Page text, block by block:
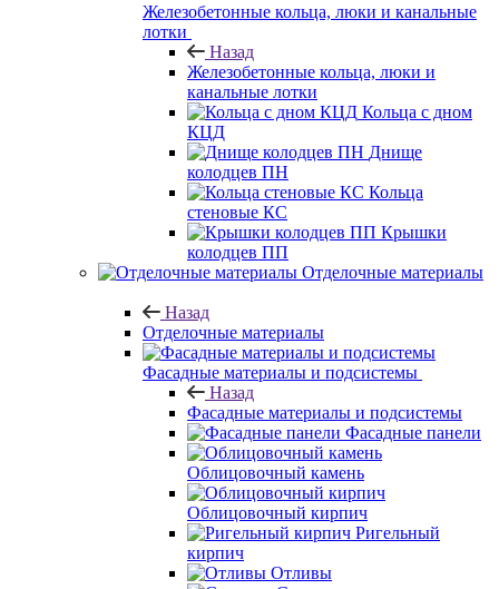
Железобетонные кольца, люки и канальные
лотки
Назад
Железобетонные кольца, люки и
канальные лотки
Кольца с дном
КЦД
Днище
колодцев ПН
Кольца
стеновые КС
Крышки
колодцев ПП
Отделочные материалы
Назад
Отделочные материалы
Фасадные материалы и подсистемы
Назад
Фасадные материалы и подсистемы
Фасадные панели
Облицовочный камень
Облицовочный кирпич
Ригельный
кирпич
Отливы